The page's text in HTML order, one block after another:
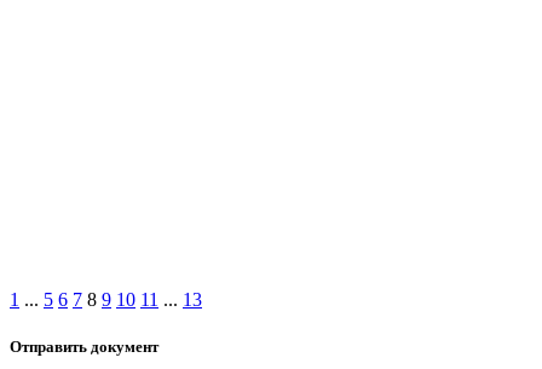
1 ... 5 6 7 8 9 10 11 ... 13
Отправить документ